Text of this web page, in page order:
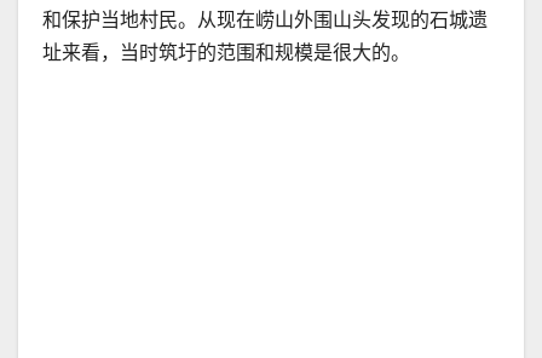
和保护当地村民。从现在崂山外围山头发现的石城遗
址来看，当时筑圩的范围和规模是很大的。